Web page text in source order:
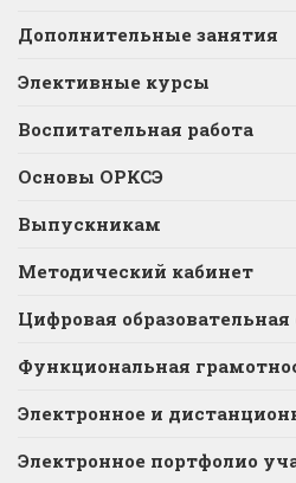
Дополнительные занятия
Элективные курсы
Воспитательная работа
Основы ОРКСЭ
Выпускникам
Методический кабинет
Цифровая образовательная
Функциональная
Электронное и
Электронное портфолио